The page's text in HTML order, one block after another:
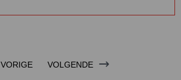
VORIGE VOLGENDE